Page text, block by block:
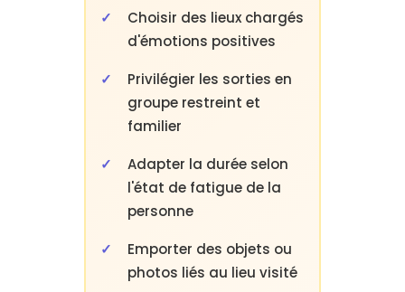
Choisir des lieux chargés
d'émotions positives
Privilégier les sorties en
groupe restreint et
familier
Adapter la durée selon
l'état de fatigue de la
personne
Emporter des objets ou
photos liés au lieu visité